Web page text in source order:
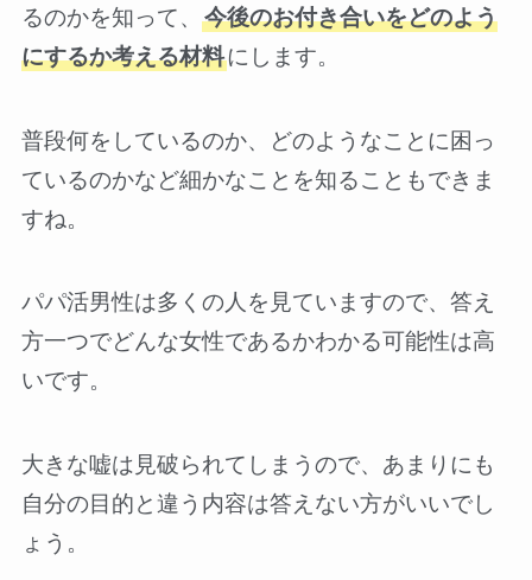
るのかを知って、 今後のお付き合いをどのよう
にするか考える材料にします。
普段何をしているのか、どのようなことに困っ
ているのかなど細かなことを知ることもできま
すね。
パパ活男性は多くの人を見ていますので、答え
方一つでどんな女性であるかわかる可能性は高
いです。
大きな嘘は見破られてしまうので、あまりにも
自分の目的と違う内容は答えない方がいいでし
ょう。